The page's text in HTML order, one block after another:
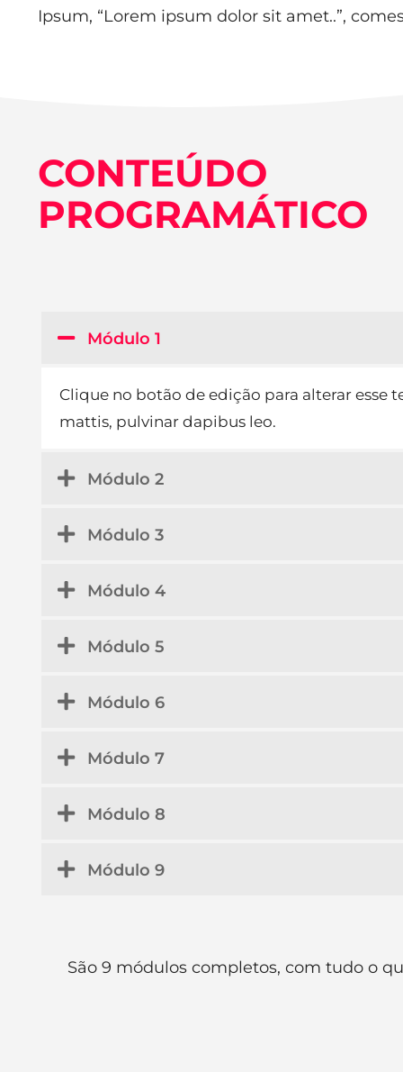
Ipsum, “Lorem ipsum dolor sit amet..”,
CONTEÚDO
PROGRAMÁTICO
Módulo 1
Clique no botão de edição para alterar
mattis, pulvinar dapibus leo.
Módulo 2
Módulo 3
Módulo 4
Módulo 5
Módulo 6
Módulo 7
Módulo 8
Módulo 9
São 9 módulos completos, com tudo o